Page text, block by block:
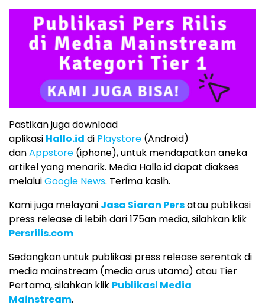
Pastikan juga download
aplikasi Hallo.id di Playstore (Android)
danAppstore (iphone), untuk mendapatkan aneka
artikel yang menarik. Media Hallo.id dapat diakses
melaluiGoogle News. Terima kasih.
Kami juga melayani Jasa Siaran Persatau publikasi
press release di lebih dari 175an media, silahkan klik
Persrilis.com
Sedangkan untuk publikasi press release serentak di
media mainstream (media arus utama) atau Tier
Pertama, silahkan klik Publikasi Media
Mainstream.